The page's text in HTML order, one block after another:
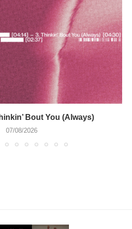
Bout You (Always)
07/08/2026